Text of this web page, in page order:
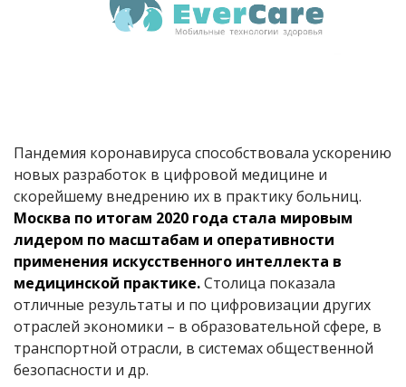
Пандемия коронавируса способствовала ускорению
новых разработок в цифровой медицине и
скорейшему внедрению их в практику больниц.
Москва по итогам 2020 года стала мировым
лидером по масштабам и оперативности
применения искусственного интеллекта в
медицинской практике.Столица показала
отличные результаты и по цифровизации других
отраслей экономики – в образовательной сфере, в
транспортной отрасли, в системах общественной
безопасности и др.